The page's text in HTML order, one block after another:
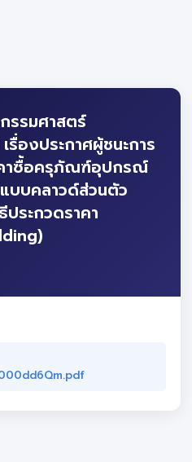
รรมศาสตร์
รื่องประกาศผู้ชนะการ
คาซื้อครุภัณฑ์อุปกรณ์
บบคลาวด์ส่วนตัว
ระกวดราคา